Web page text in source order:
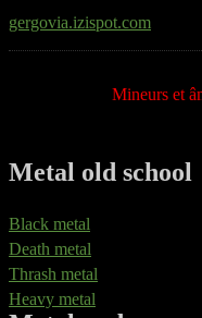
gergovia.izispot.com
Mineurs et
Metal old school
Black metal
Death metal
Thrash metal
Heavy metal